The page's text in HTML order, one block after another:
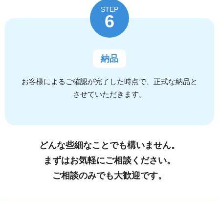
STEP
6
納品
お客様によるご確認が完了した時点で、正式な納品と
させていただきます。
どんな些細なことでも構いません。
まずはお気軽にご相談ください。
ご相談のみでも大歓迎です。